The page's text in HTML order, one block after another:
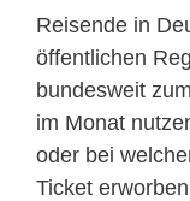
Reisende in
öffentlichen
bundesweit
im Monat
oder bei
Ticket